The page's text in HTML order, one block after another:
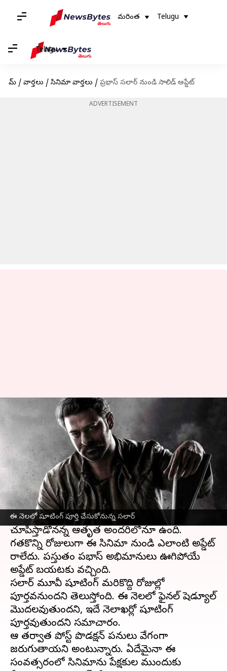
మరింత Telugu
Telugu
హోమ్ / వార్తలు / సినిమా వార్తలు / ప్రభాస్ సలార్ నుండి సాలిడ్ అప్డేట్
ADVERTISEMENT
ఈ నెలలో షూటింగ్ పూర్తి చేసుకోనున్న సలార్
ప్రభాస్ సలార్ నుండి సాలిడ్ అప్డేట్
Sriram Pranateja Feb 07, 2023
ఈ వార్తాకథనం ఏంటి
ప్రభాస్ - ప్రశాంత్ నీల్ క్రేజీ కాంబినేషన్లో
రూపుదిద్దుకుంటున్న సలార్ పై అభిమానుల్లో
అంచనాలు ఆకాశంలో ఉన్నాయి. కేజీఎఫ్ తో
రికార్డులు తిరగరాసిన ప్రశాంత్ నీల్, ప్రభాస్ ని ఎలా
చూపిస్తాడోనన్న ఆతృత అందరిలోనూ ఉంది.
గతకొన్ని రోజులుగా ఈ సినిమా నుండి ఎలాంటి అప్డేట్
రాలేదు. ప్రస్తుతం ప్రభాస్ అభిమానులు ఊగిపోయే
అప్డేట్ బయటకు వచ్చింది.
సలార్ మూవీ షూటింగ్ మరికొద్ది రోజుల్లో
పూర్తవనుందని తెలుస్తోంది. ఈ నెలలో ఫైనల్ షెడ్యూల్
మొదలవుతుందని, ఇదే నెలాఖర్లో షూటింగ్
పూర్తవుతుందని సమాచారం.
ఆ తర్వాత పోస్ట్ ప్రొడక్షన్ పనులు వేగంగా
జరుగుతాయని అంటున్నారు. ఏదేమైనా ఈ
సంవత్సరంలో సినిమాను ప్రేక్షకుల ముందుకు